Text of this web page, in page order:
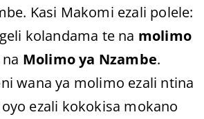
Kasi Makomi ezali polele:
kolandama te na molimo
Molimo ya Nzambe.
wana ya molimo ezali ntina
ezali kokokisa mokano